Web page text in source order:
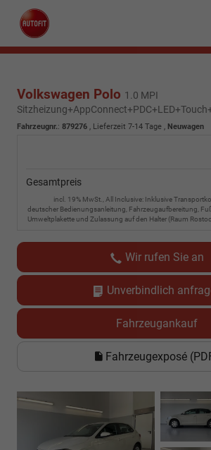
Volkswagen Polo 1.0 MPI
Fahrzeugnr.: 879276 , Lieferzeit 7-14 Tage , Neuwagen
Gesamtpreis
incl. 19% MwSt., All Inclusive: Inklusive
deutscher Bedienungsanleitung, Fahrzeugaufbereitung,
Umweltplakette und Zulassung auf den Halter (Raum
Wir rufen Sie an
Unverbindlich
Fahrzeugankauf
Fahrzeugexposé